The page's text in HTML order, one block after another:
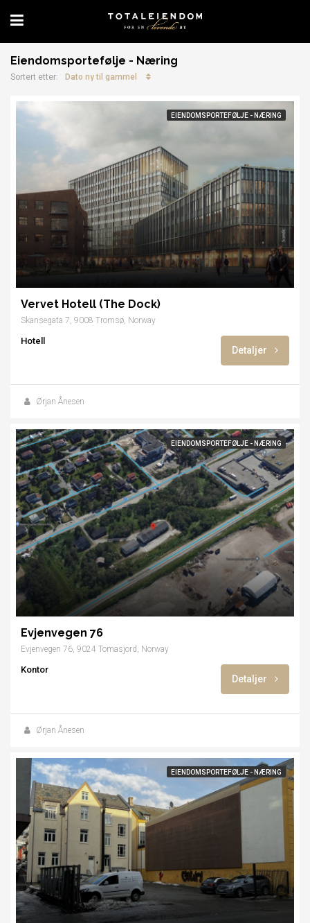
Eiendomsportefølje - Næring
Sortert etter: Dato ny til gammel
EIENDOMSPORTEFØLJE - NÆRING
Vervet Hotell (The Dock)
Skansegata 7, 9008 Tromsø, Norway
Hotell
Detaljer
Ørjan Ånesen
EIENDOMSPORTEFØLJE - NÆRING
Evjenvegen 76
Evjenvegen 76, 9024 Tomasjord, Norway
Kontor
Detaljer
Ørjan Ånesen
EIENDOMSPORTEFØLJE - NÆRING